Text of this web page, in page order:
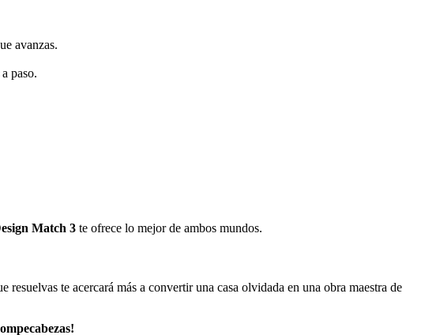
avanzas.
paso.
Match 3 te ofrece lo mejor de ambos mundos.
te acercará más a convertir una casa olvidada en una obra maestra de